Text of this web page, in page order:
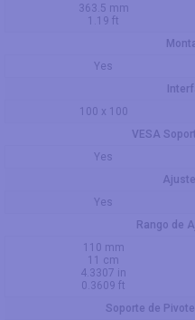
363.5 mm
1.19 ft
Yes
100 x 100
VESA
Yes
Yes
Rango de
110 mm
11 cm
4.3307 in
0.3609 ft
Soporte de